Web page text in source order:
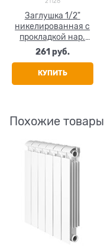
Заглушка 1/2"
никелированная с
прокладкой нар.
резьба
261 руб.
КУПИТЬ
Похожие товары